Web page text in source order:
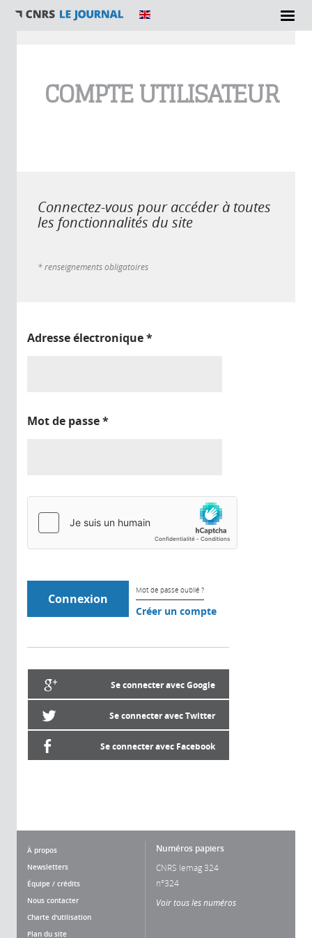
COMPTE UTILISATEUR
Connectez-vous pour accéder à toutes
les fonctionnalités du site
* renseignements obligatoires
Adresse électronique*
Mot de passe*
Mot de passe oublié ?
Créer un compte
Se connecter avec Google
Se connecter avec Twitter
Se connecter avec Facebook
À propos
Newsletters
Équipe / crédits
Nous contacter
Charte d'utilisation
Plan du site
Numéros papiers
CNRS lemag 324
n°324
Voir tous les numéros